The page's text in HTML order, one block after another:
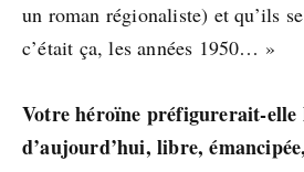
un roman régionaliste) et qu’ils
c’était ça, les années 1950… »
Votre héroïne préfigurerait-elle
d’aujourd’hui, libre,